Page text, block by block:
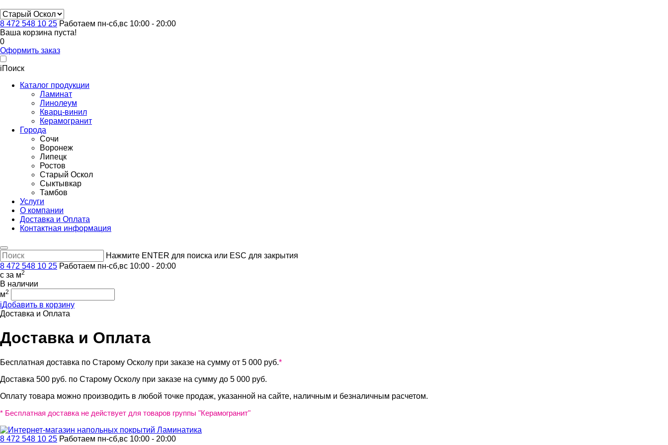
8 472 548 10 25 Работаем пн-сб,вс 10:00 - 20:00
Ваша корзина пуста!
0
Оформить заказ
iПоиск
Каталог продукции
Ламинат
Линолеум
Кварц-винил
Керамогранит
Города
Сочи
Воронеж
Липецк
Ростов
Старый Оскол
Сыктывкар
Тамбов
Услуги
О компании
Доставка и Оплата
Контактная информация
Нажмите ENTER для поиска или ESC для закрытия
8 472 548 10 25 Работаем пн-сб,вс 10:00 - 20:00
c за м2
В наличии
м2
iДобавить в корзину
Доставка и Оплата
Доставка и Оплата
Бесплатная доставка по Старому Осколу при заказе на сумму от 5 000 руб.*
Доставка 500 руб. по Старому Осколу при заказе на сумму до 5 000 руб.
Оплату товара можно производить в любой точке продаж, указанной на сайте, наличным и безналичным расчетом.
* Бесплатная доставка не действует для товаров группы "Керамогранит"
8 472 548 10 25 Работаем пн-сб,вс 10:00 - 20:00